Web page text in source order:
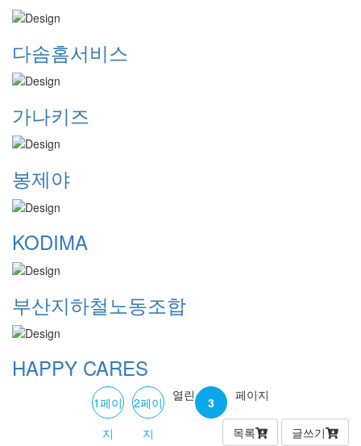
다솜홈서비스
가나키즈
봉제야
KODIMA
부산지하철노동조합
HAPPY CARES
1페이
지
2페이
지
열린 3 페이지
목록 글쓰기